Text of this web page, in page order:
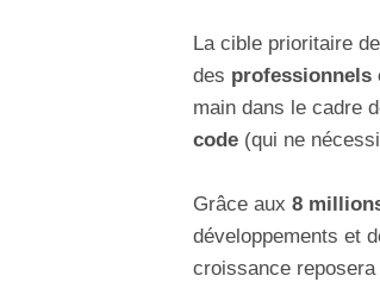
La cible prioritaire
des professionnels
main dans le cadre
code (qui ne
Grâce aux 8
développements et
croissance